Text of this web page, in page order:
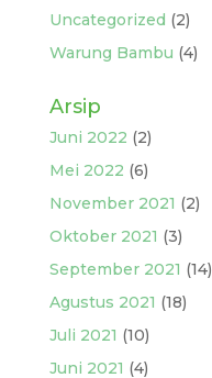
Uncategorized (2)
Warung Bambu (4)
Arsip
Juni 2022 (2)
Mei 2022 (6)
November 2021 (2)
Oktober 2021 (3)
September 2021 (14)
Agustus 2021 (18)
Juli 2021 (10)
Juni 2021 (4)